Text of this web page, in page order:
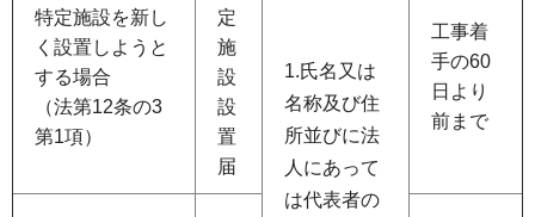
特定施設を新し
く設置しようと
する場合
（法第12条の3
第1項）
定
施
設
設
置
届
1.氏名又は
名称及び住
所並びに法
人にあって
は代表者の
工事着
手の60
日より
前まで